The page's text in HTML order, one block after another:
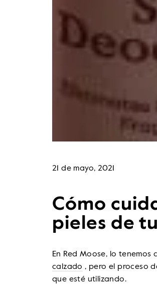
21 de mayo, 2021
Cómo
pieles de
En Red Moose, lo
calzado , pero el proceso
que esté utilizando.